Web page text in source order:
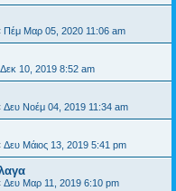
Πέμ Μαρ 05, 2020 11:06 am
Δεκ 10, 2019 8:52 am
Δευ Νοέμ 04, 2019 11:34 am
Δευ Μάιος 13, 2019 5:41 pm
Δευ Μαρ 11, 2019 6:10 pm